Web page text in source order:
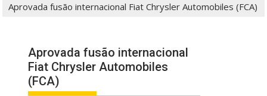
Aprovada fusão internacional Fiat Chrysler Automobiles (FCA)
Aprovada fusão internacional
Fiat Chrysler Automobiles
(FCA)